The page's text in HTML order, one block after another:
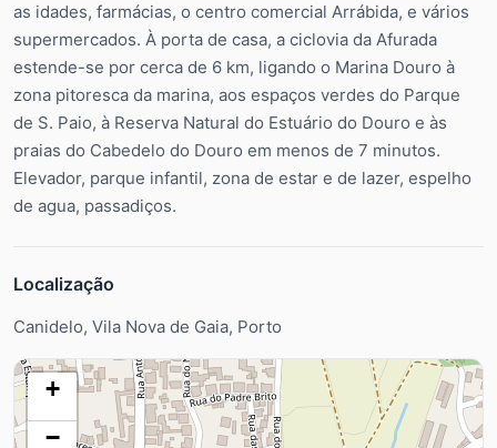
as idades, farmácias, o centro comercial Arrábida, e vários
supermercados. À porta de casa, a ciclovia da Afurada
estende-se por cerca de 6 km, ligando o Marina Douro à
zona pitoresca da marina, aos espaços verdes do Parque
de S. Paio, à Reserva Natural do Estuário do Douro e às
praias do Cabedelo do Douro em menos de 7 minutos.
Elevador, parque infantil, zona de estar e de lazer, espelho
de agua, passadiços.
Localização
Canidelo, Vila Nova de Gaia, Porto
+
−